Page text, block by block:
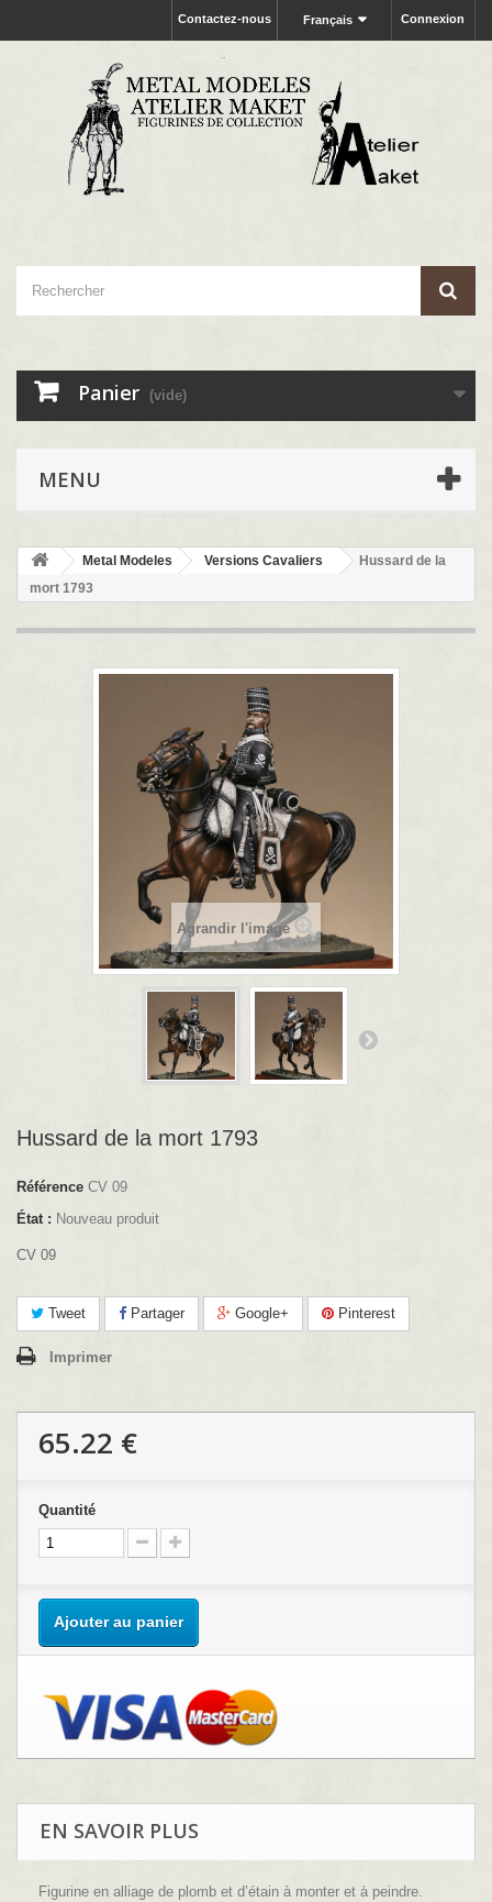
Connexion
Français
Contactez-nous
Panier (vide)
MENU
Metal Modeles Versions Cavaliers
Hussard de la
mort 1793
Agrandir l'image
Hussard de la mort 1793
Référence CV 09
État : Nouveau produit
CV 09
Tweet Partager Google+ Pinterest
Imprimer
65.22 €
Quantité
Ajouter au panier
EN SAVOIR PLUS
Figurine en alliage de plomb et d’étain à monter et à peindre.